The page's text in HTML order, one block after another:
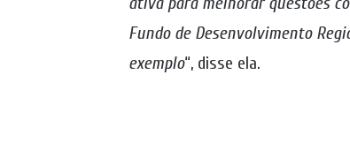
Fundo de Desenvolvimento
exemplo“, disse ela.